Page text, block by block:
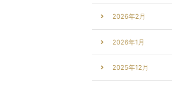
2026年2月
2026年1月
2025年12月